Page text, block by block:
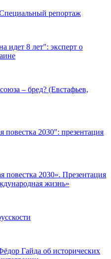
репортаж
идет 8 лет": эксперт о
– бред? (Евстафьев,
повестка 2030": презентация
повестка 2030». Презентация
жизнь»
Гайда об исторических